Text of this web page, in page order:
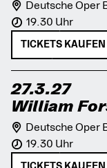
Deutsche Oper
19.30 Uhr
TICKETS KAUFEN
27.3.27
William
Deutsche Oper
19.30 Uhr